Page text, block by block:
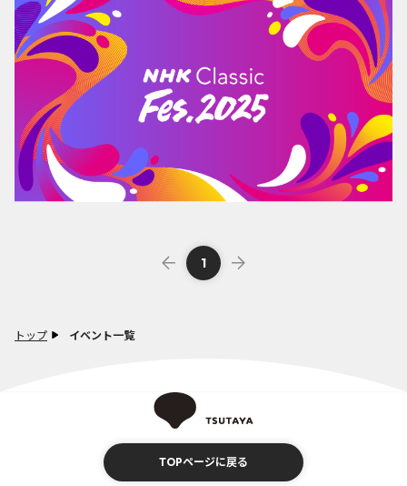
トップ イベント一覧
1
TOPページに戻る